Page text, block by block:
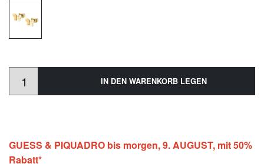
IN DEN WARENKORB LEGEN
GUESS & PIQUADRO bis morgen, 9. AUGUST, mit 50%
Rabatt*